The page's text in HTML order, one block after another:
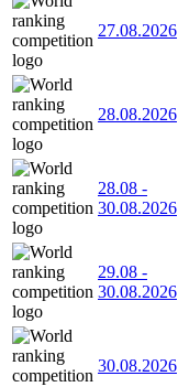
27.08.2026
28.08.2026
28.08 -
30.08.2026
29.08 -
30.08.2026
30.08.2026